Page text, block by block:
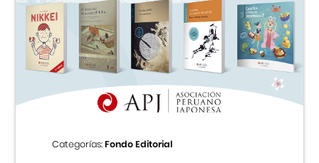
Categorías:Fondo Editorial